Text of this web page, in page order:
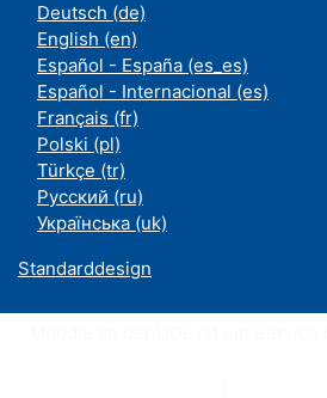
Deutsch ‎(de)‎
English ‎(en)‎
Español - España ‎(es_es)‎
Español - Internacional ‎(es)‎
Français ‎(fr)‎
Polski ‎(pl)‎
Türkçe ‎(tr)‎
Русский ‎(ru)‎
Українська ‎(uk)‎
Standarddesign